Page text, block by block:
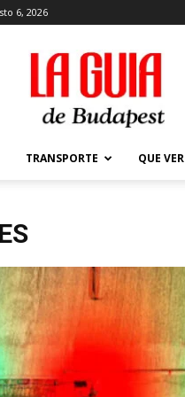
6, 2026
La
Guía
de
Budapest
Que
TRANSPORTE QUE VER